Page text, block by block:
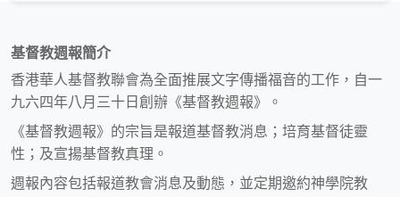
基督教週報簡介
香港華人基督教聯會為全面推展文字傳播福音的工作，自一
九六四年八月三十日創辦《基督教週報》。
《基督教週報》的宗旨是報道基督教消息；培育基督徒靈
性；及宣揚基督教真理。
週報內容包括報道教會消息及動態，並定期邀約神學院教